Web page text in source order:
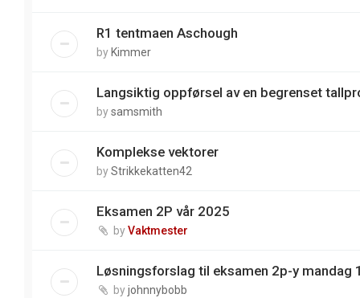
R1 tentmaen Aschough
by Kimmer
Langsiktig oppførsel av en begrenset
bysamsmith
Komplekse vektorer
byStrikkekatten42
Eksamen 2P vår 2025
byVaktmester
Løsningsforslag til eksamen 2p-y mandag
byjohnnybobb